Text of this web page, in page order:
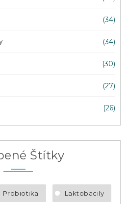
(34)
(34)
(30)
(27)
(26)
Štítky
Probiotika Laktobacily